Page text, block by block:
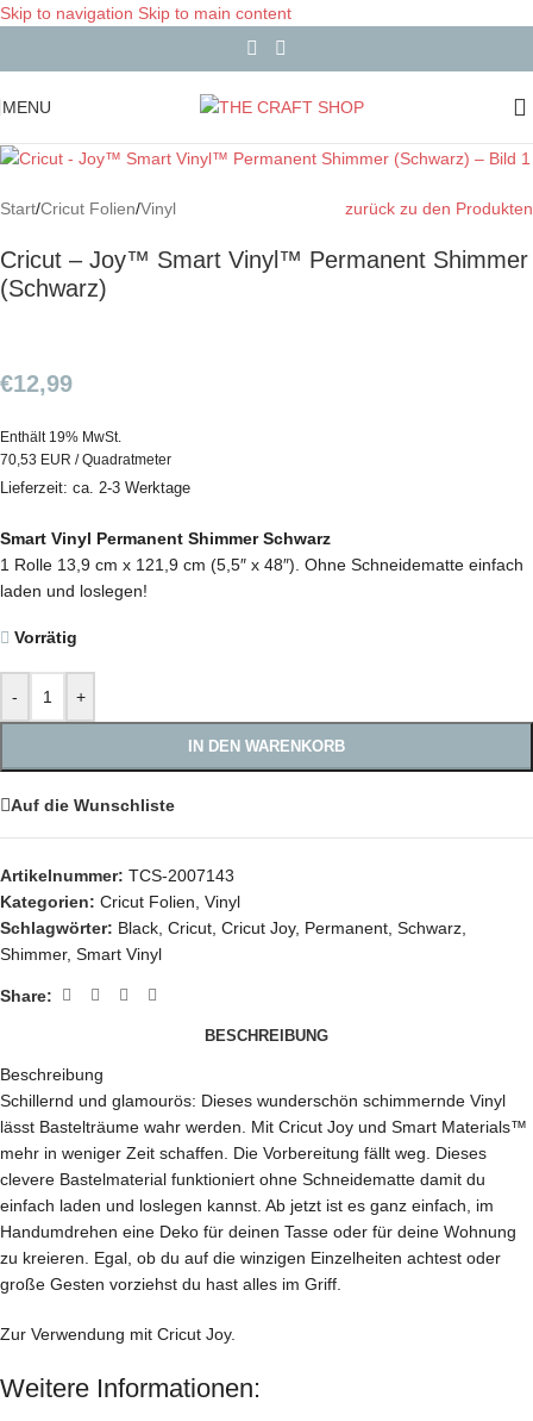
Skip to navigation Skip to main content
MENU
Start/Cricut Folien/Vinyl zurück zu den Produkten
Cricut – Joy™ Smart Vinyl™ Permanent Shimmer
(Schwarz)
€12,99
Enthält 19% MwSt.
70,53 EUR / Quadratmeter
Lieferzeit: ca. 2-3 Werktage
Smart Vinyl Permanent Shimmer Schwarz
1 Rolle 13,9 cm x 121,9 cm (5,5″ x 48″). Ohne Schneidematte einfach
laden und loslegen!
Vorrätig
- +
IN DEN WARENKORB
Auf die Wunschliste
Artikelnummer: TCS-2007143
Kategorien: Cricut Folien, Vinyl
Schlagwörter: Black, Cricut, Cricut Joy, Permanent, Schwarz,
Shimmer, Smart Vinyl
Share:
BESCHREIBUNG
Beschreibung
Schillernd und glamourös: Dieses wunderschön schimmernde Vinyl
lässt Bastelträume wahr werden. Mit Cricut Joy und Smart Materials™
mehr in weniger Zeit schaffen. Die Vorbereitung fällt weg. Dieses
clevere Bastelmaterial funktioniert ohne Schneidematte damit du
einfach laden und loslegen kannst. Ab jetzt ist es ganz einfach, im
Handumdrehen eine Deko für deinen Tasse oder für deine Wohnung
zu kreieren. Egal, ob du auf die winzigen Einzelheiten achtest oder
große Gesten vorziehst du hast alles im Griff.
Zur Verwendung mit Cricut Joy.
Weitere Informationen: